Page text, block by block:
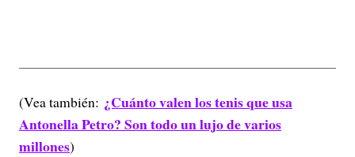
(Vea también: ¿Cuánto valen los tenis que usa
Antonella Petro? Son todo un lujo de varios
millones)